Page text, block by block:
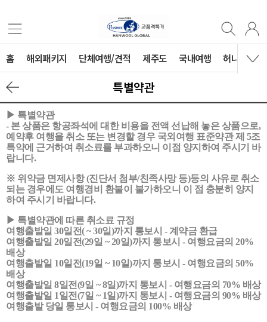
홈 해외패키지 단체여행/견적 제주도 국내여행 허니문
특별약관
▶ 특별약관
- 본 상품은 항공좌석에 대한 비용을 전액 선납해 놓은 상품으로,
예약후 여행을 취소 또는 변경할 경우 국외여행 표준약관 제 5조
특약에 근거하여 취소료를 부과하오니 이점 양지하여 주시기 바
랍니다.
※ 위약금 면제사항 (진단서 첨부/친족사망 등)등의 사유로 취소
되는 경우에도 여행경비 환불이 불가하오니 이 점 충분히 양지
하여 주시기 바랍니다.
▶ 특별약관에 따른 취소료 규정
여행출발일 30일전( ~ 30일)까지 통보시 - 계약금 환급
여행출발일 20일전(29일 ~ 20일)까지 통보시 - 여행요금의 20%
배상
여행출발일 10일전(19일 ~ 10일)까지 통보시 - 여행요금의 50%
배상
여행출발일 8일전(9일 ~ 8일)까지 통보시 - 여행요금의 70% 배상
여행출발일 1일전(7일 ~ 1일)까지 통보시 - 여행요금의 90% 배상
여행출발 당일 통보시 - 여행요금의 100% 배상